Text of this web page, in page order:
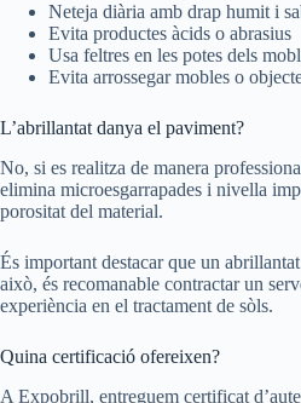
Neteja diària amb drap humit i
Evita productes àcids o abrasius
Usa feltres en les potes dels
Evita arrossegar mobles o
L’abrillantat danya el paviment?
No, si es realitza de manera
elimina microesgarrapades i nivella
porositat del material.
És important destacar que un
això, és recomanable contractar un
experiència en el tractament de sòls.
Quina certificació ofereixen?
A Expobrill, entreguem certificat